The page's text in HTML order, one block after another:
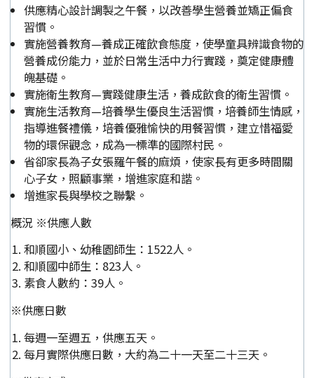
供應精心設計調製之午餐，以改善學生營養並矯正偏食
習慣。
實施營養教育—養成正確飲食態度，使學童具辨識食物的
營養成份能力，並於日常生活中力行實踐，奠定健康體
魄基礎。
實施衛生教育—實踐健康生活，養成飲食的衛生習慣。
實施生活教育—培養學生優良生活習慣，培養師生情感，
指導進餐禮儀，培養優雅愉快的用餐習慣，建立惜福愛
物的環保觀念，成為一標準的國際村民。
省卻家長為子女張羅午餐的麻煩，使家長有更多時間關
心子女，照顧事業，增進家庭和諧。
增進家長與學校之聯繫。
概況 ※供應人數
和順國小、幼稚園師生：1522人。
和順國中師生：823人。
素食人數約：39人。
※供應日數
每週一至週五，供應五天。
每月實際供應日數，大約為二十一天至二十三天。